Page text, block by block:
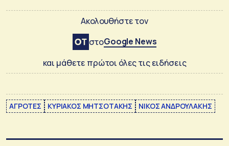
Ακολουθήστε τον
στοGoogle News
και μάθετε πρώτοι όλες τις ειδήσεις
ΑΓΡΟΤΕΣ ΚΥΡΙΑΚΟΣ ΜΗΤΣΟΤΑΚΗΣ ΝΙΚΟΣ ΑΝΔΡΟΥΛΑΚΗΣ